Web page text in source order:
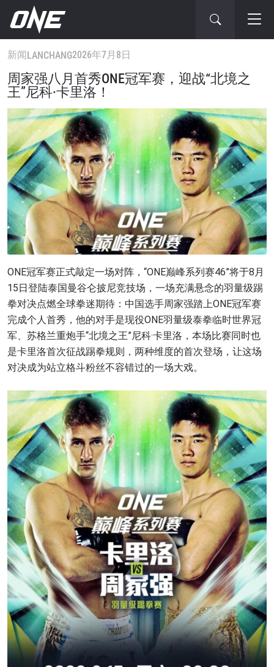
新闻LANCHANG2026年7月8日
周家强八月首秀ONE冠军赛，迎战“北境之
王”尼科·卡里洛！
ONE冠军赛正式敲定一场对阵，“ONE巅峰系列赛46”将于8月
15日登陆泰国曼谷仑披尼竞技场，一场充满悬念的羽量级踢
拳对决点燃全球拳迷期待：中国选手周家强踏上ONE冠军赛
完成个人首秀，他的对手是现役ONE羽量级泰拳临时世界冠
军、苏格兰重炮手“北境之王”尼科·卡里洛，本场比赛同时也
是卡里洛首次征战踢拳规则，两种维度的首次登场，让这场
对决成为站立格斗粉丝不容错过的一场大戏。